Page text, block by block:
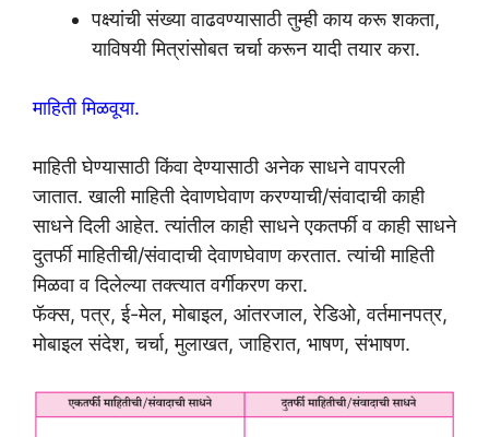
पक्ष्यांची संख्या वाढवण्यासाठी तुम्ही काय करू शकता,
याविषयी मित्रांसोबत चर्चा करून यादी तयार करा.
माहिती मिळवूया.
माहिती घेण्यासाठी किंवा देण्यासाठी अनेक साधने वापरली
जातात. खाली माहिती देवाणघेवाण करण्याची/संवादाची काही
साधने दिली आहेत. त्यांतील काही साधने एकतर्फी व काही साधने
दुतर्फी माहितीची/संवादाची देवाणघेवाण करतात. त्यांची माहिती
मिळवा व दिलेल्या तक्त्यात वर्गीकरण करा.
फॅक्स, पत्र, ई-मेल, मोबाइल, आंतरजाल, रेडिओ, वर्तमानपत्र,
मोबाइल संदेश, चर्चा, मुलाखत, जाहिरात, भाषण, संभाषण.